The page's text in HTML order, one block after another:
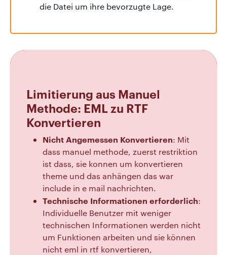
die Datei um ihre bevorzugte Lage.
Limitierung aus Manuel
Methode: EML zu RTF
Konvertieren
Nicht Angemessen Konvertieren: Mit
dass manuel methode, zuerst restriktion
ist dass, sie konnen um konvertieren
theme und das anhängen das war
include in e mail nachrichten.
Technische Informationen erforderlich:
Individuelle Benutzer mit weniger
technischen Informationen werden nicht
um Funktionen arbeiten und sie können
nicht eml in rtf konvertieren,